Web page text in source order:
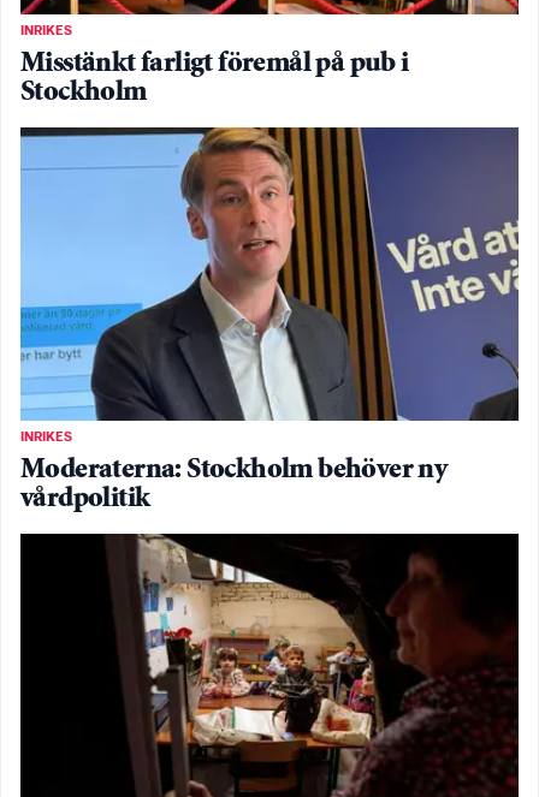
INRIKES
Misstänkt farligt föremål på pub i
Stockholm
INRIKES
Moderaterna: Stockholm behöver ny
vårdpolitik